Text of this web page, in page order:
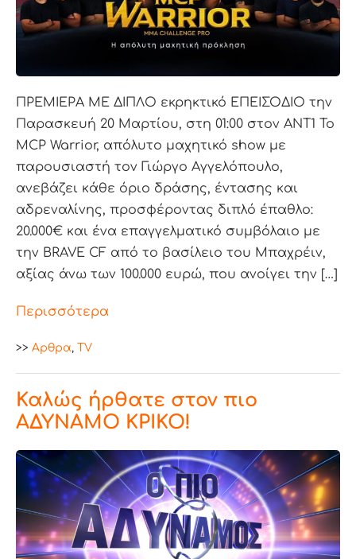
ΠΡΕΜΙΕΡΑ ΜΕ ΔΙΠΛΟ εκρηκτικό ΕΠΕΙΣΟΔΙΟ την
Παρασκευή 20 Μαρτίου, στη 01:00 στον ANT1 Το
MCP Warrior, απόλυτο μαχητικό show με
παρουσιαστή τον Γιώργο Αγγελόπουλο,
ανεβάζει κάθε όριο δράσης, έντασης και
αδρεναλίνης, προσφέροντας διπλό έπαθλο:
20.000€ και ένα επαγγελματικό συμβόλαιο με
την BRAVE CF από το βασίλειο του Μπαχρέιν,
αξίας άνω των 100.000 ευρώ, που ανοίγει την […]
Περισσότερα
>> Aρθρα, TV
Καλώς ήρθατε στον πιο
ΑΔΥΝΑΜΟ ΚΡΙΚΟ!